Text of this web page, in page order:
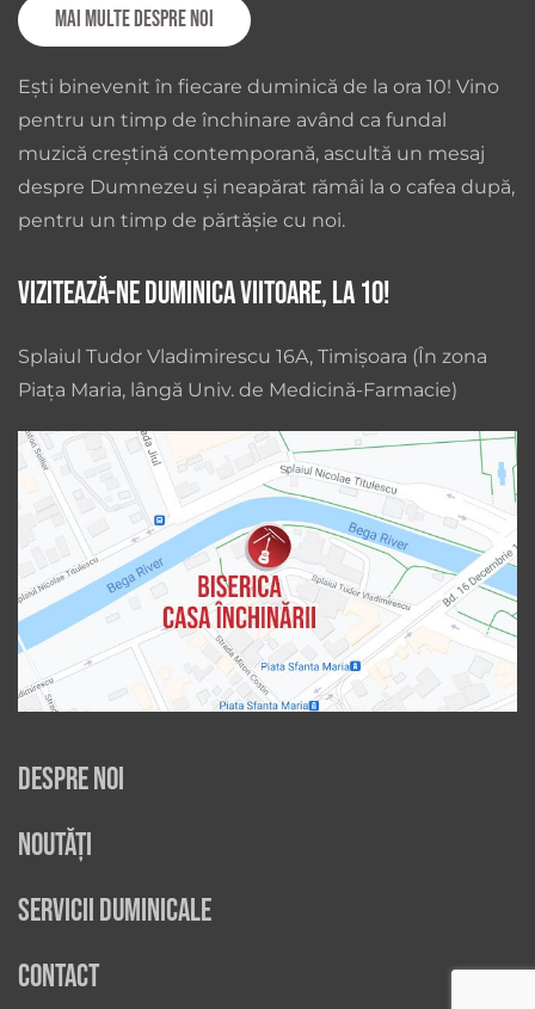
Mai multe despre noi
Ești binevenit în fiecare duminică de la ora 10! Vino
pentru un timp de închinare având ca fundal
muzică creștină contemporană, ascultă un mesaj
despre Dumnezeu și neapărat rămâi la o cafea după,
pentru un timp de părtășie cu noi.
Vizitează-ne duminica viitoare, la 10!
Splaiul Tudor Vladimirescu 16A, Timișoara (În zona
Piața Maria, lângă Univ. de Medicină-Farmacie)
Despre noi
Noutăți
Servicii duminicale
Contact